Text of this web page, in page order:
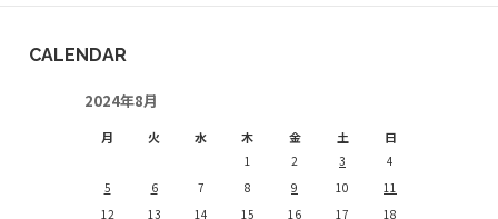
CALENDAR
2024年8月
月 火 水 木 金 土 日
1 2 3
4
5
6 7 8 9 10
11
12
13 14 15 16 17
18